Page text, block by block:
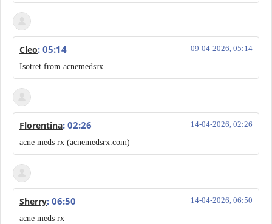
Cleo 09-04-2026, 05:14
: 05:14
Isotret from acnemedsrx
Florentina 14-04-2026, 02:26
: 02:26
acne meds rx (acnemedsrx.com)
Sherry 14-04-2026, 06:50
: 06:50
acne meds rx